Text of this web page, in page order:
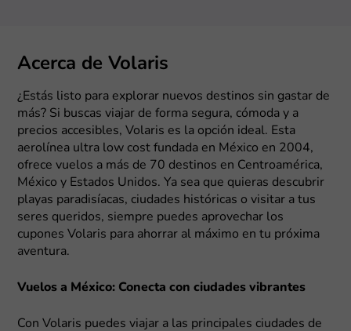
Acerca de Volaris
¿Estás listo para explorar nuevos destinos sin gastar de
más? Si buscas viajar de forma segura, cómoda y a
precios accesibles, Volaris es la opción ideal. Esta
aerolínea ultra low cost fundada en México en 2004,
ofrece vuelos a más de 70 destinos en Centroamérica,
México y Estados Unidos. Ya sea que quieras descubrir
playas paradisíacas, ciudades históricas o visitar a tus
seres queridos, siempre puedes aprovechar los
cupones Volaris para ahorrar al máximo en tu próxima
aventura.
Vuelos a México: Conecta con ciudades vibrantes
Con Volaris puedes viajar a las principales ciudades de